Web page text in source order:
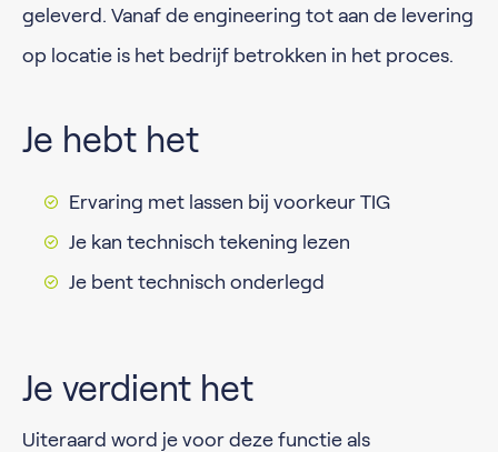
geleverd. Vanaf de engineering tot aan de levering
op locatie is het bedrijf betrokken in het proces.
Je hebt het
Ervaring met lassen bij voorkeur TIG
Je kan technisch tekening lezen
Je bent technisch onderlegd
Je verdient het
Uiteraard word je voor deze functie als